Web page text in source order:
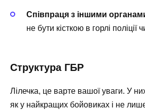
Співпраця з іншими
не бути кісткою в горлі поліції
Структура ГБР
Лілечка, це варте вашої уваги. У
як у найкращих бойовиках і не